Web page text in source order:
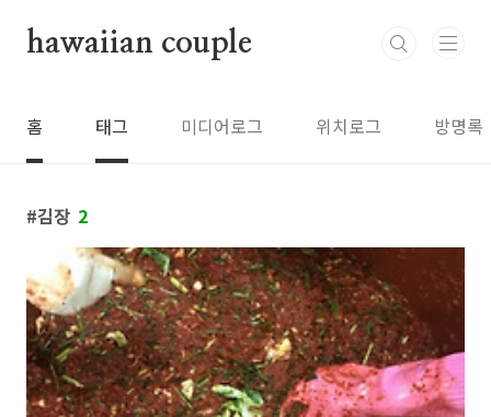
hawaiian couple
홈 태그 미디어로그 위치로그 방명록
김장 2